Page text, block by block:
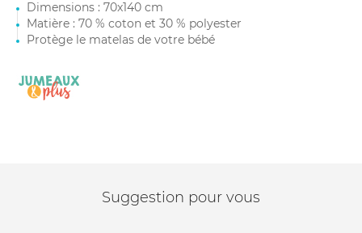
Dimensions : 70x140 cm
Matière : 70 % coton et 30 % polyester
Protège le matelas de votre bébé
Suggestion pour vous